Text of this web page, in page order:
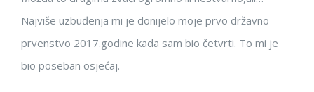
Najviše uzbuđenja mi je donijelo moje prvo državno
prvenstvo 2017.godine kada sam bio četvrti. To mi je
bio poseban osjećaj.